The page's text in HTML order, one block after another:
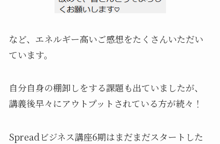
など、エネルギー高いご感想をたくさんいただい
ています。
自分自身の棚卸しをする課題も出ていましたが、
講義後早々にアウトプットされている方が続々！
Spreadビジネス講座6期はまだまだスタートした